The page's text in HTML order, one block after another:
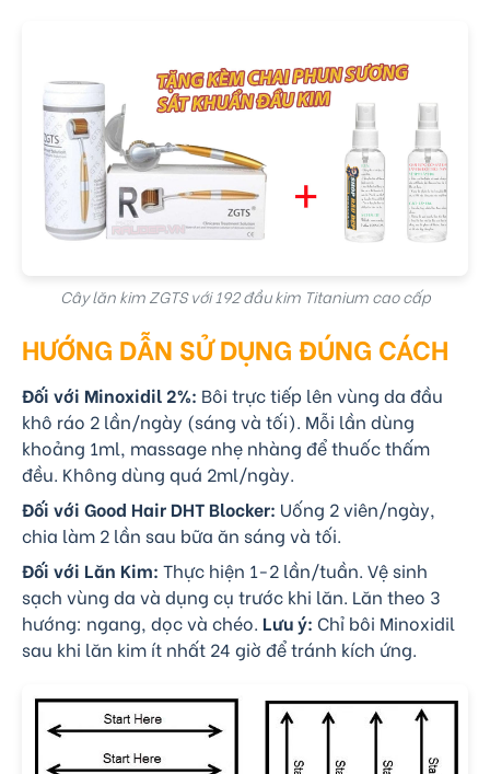
Cây lăn kim ZGTS với 192 đầu kim Titanium cao cấp
HƯỚNG DẪN SỬ DỤNG ĐÚNG CÁCH
Đối với Minoxidil 2%: Bôi trực tiếp lên vùng da đầu
khô ráo 2 lần/ngày (sáng và tối). Mỗi lần dùng
khoảng 1ml, massage nhẹ nhàng để thuốc thấm
đều. Không dùng quá 2ml/ngày.
Đối với Good Hair DHT Blocker: Uống 2 viên/ngày,
chia làm 2 lần sau bữa ăn sáng và tối.
Đối với Lăn Kim: Thực hiện 1-2 lần/tuần. Vệ sinh
sạch vùng da và dụng cụ trước khi lăn. Lăn theo 3
hướng: ngang, dọc và chéo. Lưu ý: Chỉ bôi Minoxidil
sau khi lăn kim ít nhất 24 giờ để tránh kích ứng.